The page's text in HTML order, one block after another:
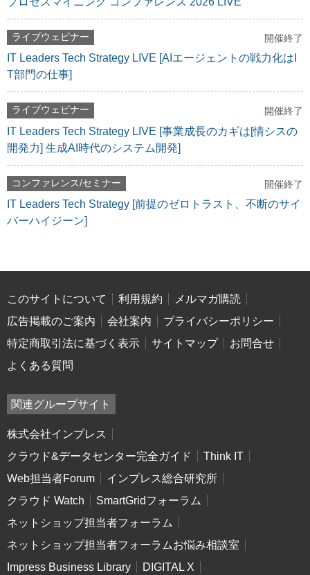
ライブウェビナー 開催終了
IT Leaders Tech Strategy LIVE [AIエージェントの戦力化はI
T部門の仕事]
ライブウェビナー 開催終了
IT Leaders Tech Strategy LIVE [事業成長のカギは[情シスの
開発力] 生成AI時代のシステム開発]
コンファレンス/セミナー 開催終了
IT Leaders Tech Strategy [前提のゼロトラスト、不断のサイ
バーハイジーン]
このサイトについて 利用規約
メルマガ購読
広告掲載のご案内
会社案内
プライバシーポリシー
特定商取引法に基づく表示
サイトマップ
お問合せ
よくある質問
関連グループサイト
株式会社インプレス
クラウド&データセンター完全ガイド
Think IT
Web担当者Forum
インプレス総合研究所
クラウド Watch
SmartGridフォーラム
ネットショップ担当者フォーラム
ネットショップ担当者フォーラムお悩み相談室
Impress Business Library
DIGITAL X